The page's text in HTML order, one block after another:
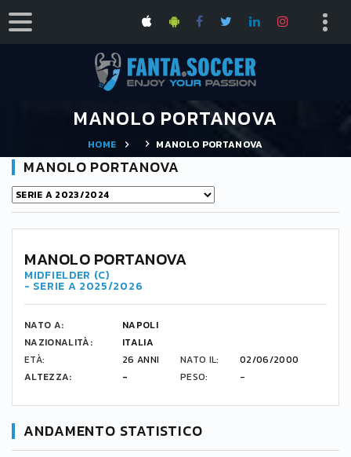
MANOLO PORTANOVA
HOME MANOLO PORTANOVA
MANOLO PORTANOVA
MANOLO PORTANOVA
MIDFIELDER (C)
- SERIE A 2025/2026
NATO A:
NAPOLI
NAZIONALITÀ:
ITALIA
ETÀ:
26 ANNI NATO IL:
02/06/2000
ALTEZZA:
- PESO: -
ANDAMENTO STATISTICO